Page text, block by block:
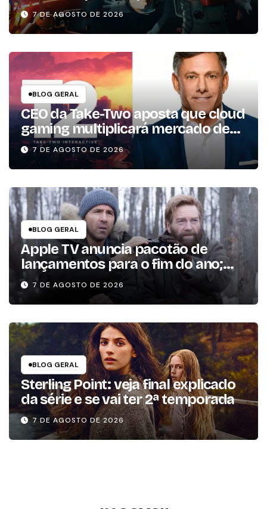
7 DE AGOSTO DE 2026
BLOG GERAL
CEO da Take-Two aposta que cloud
gaming multiplicará mercado de
jogos por 10 em três anos
7 DE AGOSTO DE 2026
BLOG GERAL
Apple TV anuncia pacotão de
lançamentos para o fim do ano;
conheça as produções
7 DE AGOSTO DE 2026
BLOG GERAL
Sterling Point: veja final explicado
da série e se vai ter 2ª temporada
7 DE AGOSTO DE 2026